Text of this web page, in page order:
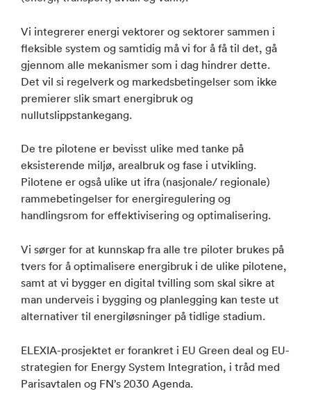
Vi integrerer energi vektorer og sektorer sammen i
fleksible system og samtidig må vi for å få til det, gå
gjennom alle mekanismer som i dag hindrer dette.
Det vil si regelverk og markedsbetingelser som ikke
premierer slik smart energibruk og
nullutslippstankegang.
De tre pilotene er bevisst ulike med tanke på
eksisterende miljø, arealbruk og fase i utvikling.
Pilotene er også ulike ut ifra (nasjonale/ regionale)
rammebetingelser for energiregulering og
handlingsrom for effektivisering og optimalisering.
Vi sørger for at kunnskap fra alle tre piloter brukes på
tvers for å optimalisere energibruk i de ulike pilotene,
samt at vi bygger en digital tvilling som skal sikre at
man underveis i bygging og planlegging kan teste ut
alternativer til energiløsninger på tidlige stadium.
ELEXIA-prosjektet er forankret i EU Green deal og EU-
strategien for Energy System Integration, i tråd med
Parisavtalen og FN’s 2030 Agenda.